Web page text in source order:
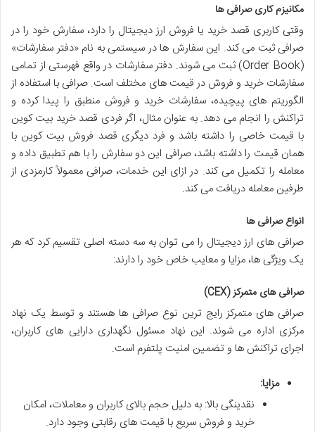
مکانیزم کاری صرافی ها
وقتی کاربری قصد خرید یا فروش ارز دیجیتال را دارد، سفارش خود را در
صرافی ثبت می کند. این سفارش ها در سیستمی به نام «دفتر سفارشات»
(Order Book) ثبت می شوند. دفتر سفارشات در واقع فهرستی از تمامی
سفارشات خرید و فروش در قیمت های مختلف است. صرافی با استفاده از
الگوریتم های پیچیده، سفارشات خرید و فروش منطبق را پیدا کرده و
تراکنش را انجام می دهد. به عنوان مثال، اگر فردی قصد خرید بیت کوین
با قیمت خاصی را داشته باشد و فرد دیگری قصد فروش بیت کوین با
همان قیمت را داشته باشد، صرافی این دو سفارش را با هم تطبیق داده و
معامله را تکمیل می کند. در ازای این خدمات، صرافی معمولاً کارمزدی از
طرفین معامله دریافت می کند.
انواع صرافی ها
صرافی های ارز دیجیتال را می توان به سه دسته اصلی تقسیم کرد که هر
یک ویژگی ها، مزایا و معایب خاص خود را دارند:
صرافی های متمرکز (CEX)
صرافی های متمرکز رایج ترین نوع صرافی ها هستند و توسط یک نهاد
مرکزی اداره می شوند. این نهاد مسئول نگهداری دارایی های کاربران،
اجرای تراکنش ها و تضمین امنیت پلتفرم است.
مزایا:
نقدینگی بالا: به دلیل حجم بالای کاربران و معاملات، امکان
خرید و فروش سریع با قیمت های رقابتی وجود دارد.